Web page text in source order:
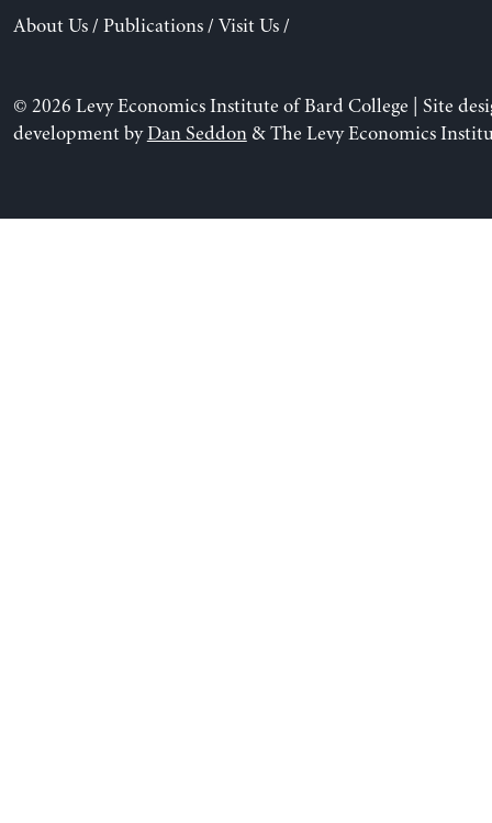
About Us/ Publications/ Visit Us/
© 2026 Levy Economics Institute of Bard College | Site
development byDan Seddon& The Levy Economics